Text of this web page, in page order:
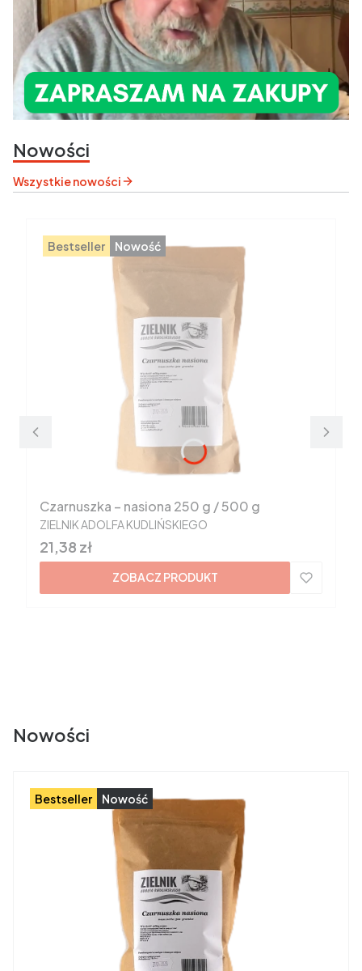
Nowości
Wszystkie nowości
Bestseller Nowość
Czarnuszka – nasiona 250 g / 500 g
PRODUCENT
ZIELNIK ADOLFA KUDLIŃSKIEGO
Cena
21,38 zł
ZOBACZ PRODUKT
Nowości
Bestseller Nowość